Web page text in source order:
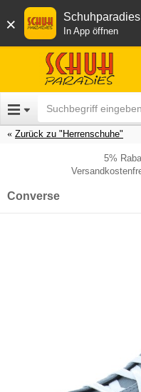
× Schuhparadies
In App öffnen
Zurück zu "Herrenschuhe"
5%
Converse